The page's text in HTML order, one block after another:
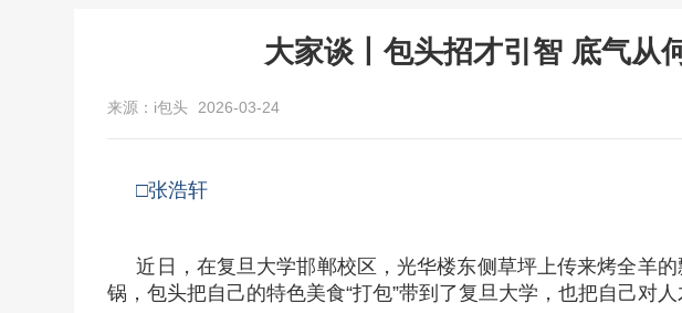
大家谈丨包头招才引智 底气从
来源：i包头 2026-03-24
□张浩轩
近日，在复旦大学邯郸校区，光华楼东侧草坪上传来烤全羊
锅，包头把自己的特色美食“打包”带到了复旦大学，也把自己对人